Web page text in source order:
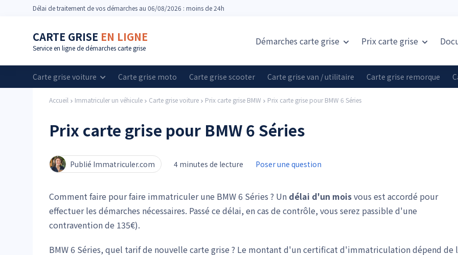
Délai de traitement de vos démarches au 06/08/2026 : moins de 24h
CARTE GRISE EN LIGNE
Service en ligne de démarches carte grise
Démarches carte grise Prixcarte grise
Carte grise voiture Carte grise moto Carte grise scooter Carte grise van / utilitaire Carte grise remorque
Accueil Immatriculer un véhicule Carte grise voiture Prix carte grise BMW Prix carte grise pour BMW 6 Séries
Prix carte grise pour BMW 6 Séries
Publié Immatriculer.com 4 minutes de lecture Poser une question
Comment faire pour faire immatriculer une BMW 6 Séries ? Un délai d'un moisvous est accordé pour
effectuer les démarches nécessaires. Passé ce délai, en cas de contrôle, vous serez passible d'une
contravention de 135€).
BMW 6 Séries, quel tarif de nouvelle carte grise ? Le montant d'un certificat d'immatriculation dépend de